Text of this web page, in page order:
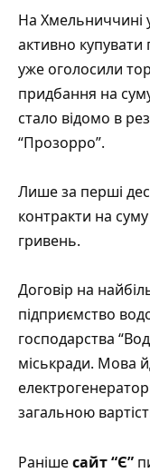
На Хмельниччині
активно купувати
уже оголосили
придбання на
стало відомо в
“Прозорро”.
Лише за перші
контракти на
гривень.
Договір на
підприємство
господарства
міськради. Мова
загальною
Ранішесайт “Є”